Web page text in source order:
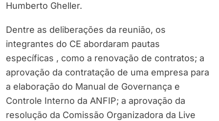
Humberto Gheller.
Dentre as deliberações da reunião, os
integrantes do CE abordaram pautas
específicas , como a renovação de contratos; a
aprovação da contratação de uma empresa para
a elaboração do Manual de Governança e
Controle Interno da ANFIP; a aprovação da
resolução da Comissão Organizadora da Live